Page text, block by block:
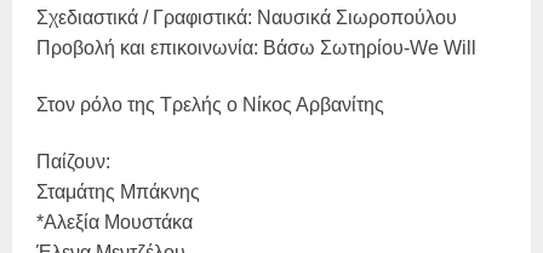
Σχεδιαστικά / Γραφιστικά: Ναυσικά Σιωροπούλου
Προβολή και επικοινωνία: Βάσω Σωτηρίου-We Will
Στον ρόλο της Τρελής ο Νίκος Αρβανίτης
Παίζουν:
Σταμάτης Μπάκνης
*Αλεξία Μουστάκα